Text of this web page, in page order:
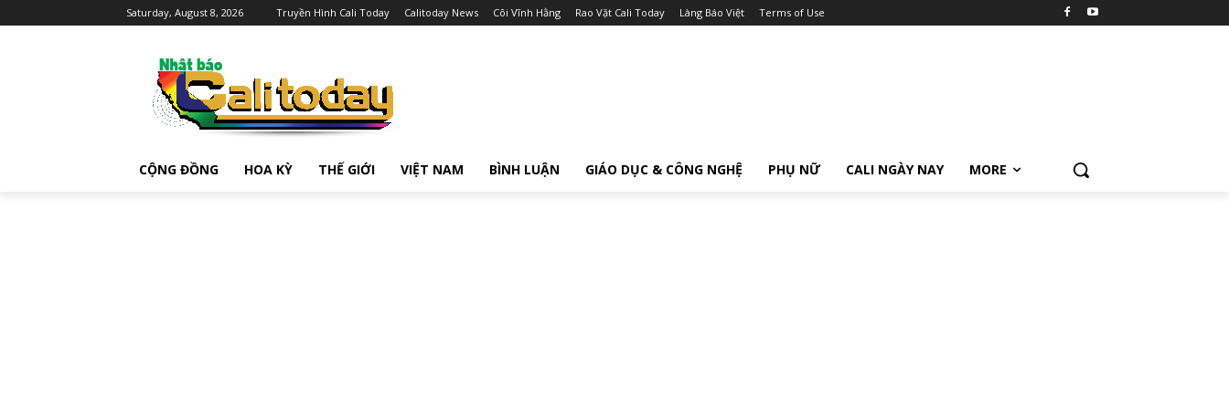
Saturday, August 8, 2026 Truyền Hình Cali Today Calitoday News Cõi Vĩnh Hằng Rao Vặt Cali Today Làng Báo Việt Terms of Use
CỘNG ĐỒNG HOA KỲ THẾ GIỚI VIỆT NAM BÌNH LUẬN GIÁO DỤC & CÔNG NGHỆ PHỤ NỮ CALI NGÀY NAY MORE